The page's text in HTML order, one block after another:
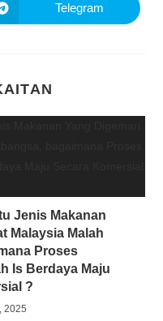
Telegram
Jenis Makanan
Malaysia Malah
Proses
Is Berdaya Maju
?
2025